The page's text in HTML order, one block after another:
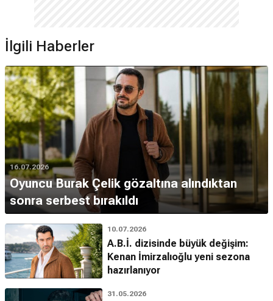
İlgili Haberler
16.07.2026
Oyuncu Burak Çelik gözaltına alındıktan
sonra serbest bırakıldı
10.07.2026
A.B.İ. dizisinde büyük değişim:
Kenan İmirzalıoğlu yeni sezona
hazırlanıyor
31.05.2026